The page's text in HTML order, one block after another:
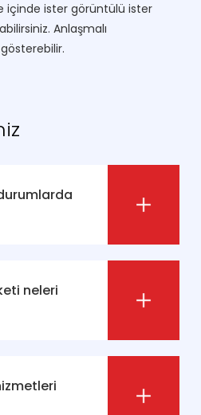
içinde ister görüntülü ister
Anlaşmalı
neleri